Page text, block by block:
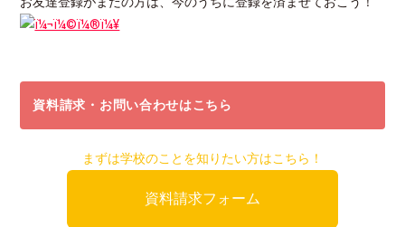
資料請求・お問い合わせはこちら
まずは学校のことを知りたい方はこちら！
資料請求フォーム